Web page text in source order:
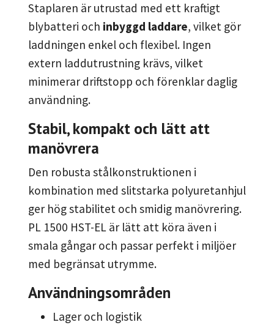
Staplaren är utrustad med ett kraftigt
blybatteri och inbyggd laddare, vilket gör
laddningen enkel och flexibel. Ingen
extern laddutrustning krävs, vilket
minimerar driftstopp och förenklar daglig
användning.
Stabil, kompakt och lätt att
manövrera
Den robusta stålkonstruktionen i
kombination med slitstarka polyuretanhjul
ger hög stabilitet och smidig manövrering.
PL 1500 HST-EL är lätt att köra även i
smala gångar och passar perfekt i miljöer
med begränsat utrymme.
Användningsområden
Lager och logistik